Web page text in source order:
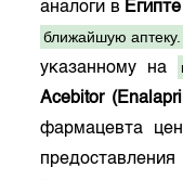
аналоги в Египте
ближайшую аптеку.
указанному на
Acebitor
фармацевта